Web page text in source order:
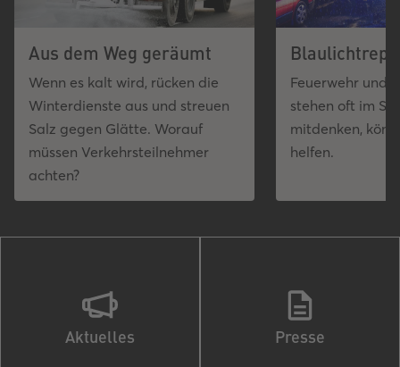
Aus dem Weg geräumt
Wenn es kalt wird, rücken die
Winterdienste aus und streuen
Salz gegen Glätte. Worauf
müssen Verkehrsteilnehmer
achten?
Feuerwehr und
stehen oft im
mitdenken,
helfen.
Aktuelles Presse